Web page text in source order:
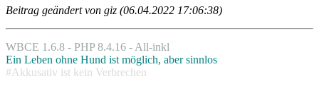
Beitrag geändert von giz (06.04.2022 17:06:38)
WBCE 1.6.8 - PHP 8.4.16 - All-inkl
Ein Leben ohne Hund ist möglich, aber sinnlos
#Akkusativ ist kein Verbrechen